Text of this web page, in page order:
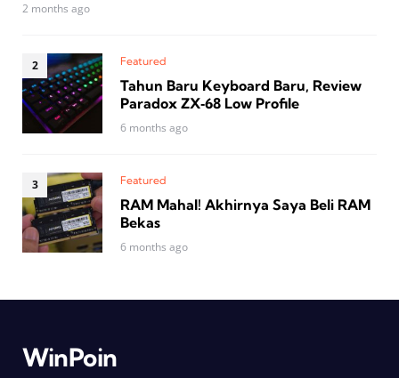
2 months ago
Featured
Tahun Baru Keyboard Baru, Review
Paradox ZX‑68 Low Profile
6 months ago
Featured
RAM Mahal! Akhirnya Saya Beli RAM
Bekas
6 months ago
WinPoin